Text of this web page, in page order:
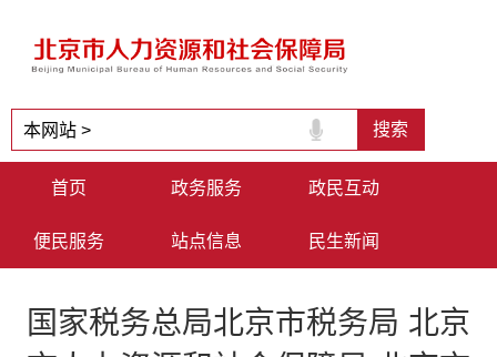
首页 政务服务 政民互动
便民服务 站点信息 民生新闻
国家税务总局北京市税务局 北京